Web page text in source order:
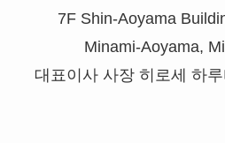
7F Shin-Aoyama
Minami-Aoyama,
대표이사 사장 히로세 하